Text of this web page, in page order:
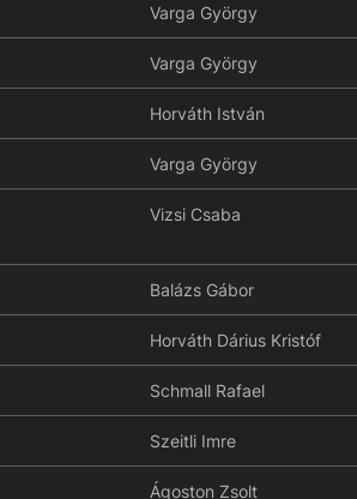
Varga György
Varga György
Horváth István
Varga György
Vizsi Csaba
Balázs Gábor
Horváth Dárius Kristóf
Schmall Rafael
Szeitli Imre
Ágoston Zsolt